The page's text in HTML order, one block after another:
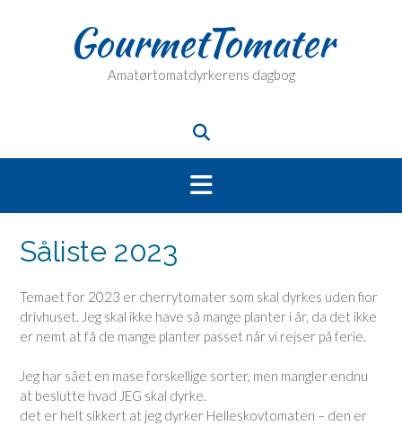
GourmetTomater
Amatørtomatdyrkerens dagbog
Såliste 2023
Temaet for 2023 er cherrytomater som skal dyrkes uden fior
drivhuset. Jeg skal ikke have så mange planter i år, da det ikke
er nemt at få de mange planter passet når vi rejser på ferie.
Jeg har sået en mase forskellige sorter, men mangler endnu
at beslutte hvad JEG skal dyrke.
det er helt sikkert at jeg dyrker Helleskovtomaten – den er